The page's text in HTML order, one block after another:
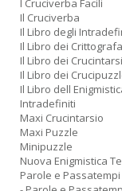
I Cruciverba Facili
Il Cruciverba
Il Libro degli
Il Libro dei
Il Libro dei Crucintarsi
Il Libro dei
Il Libro dell
Intradefiniti
Maxi Crucintarsio
Maxi Puzzle
Minipuzzle
Nuova Enigmistica
Parole e Passatempi